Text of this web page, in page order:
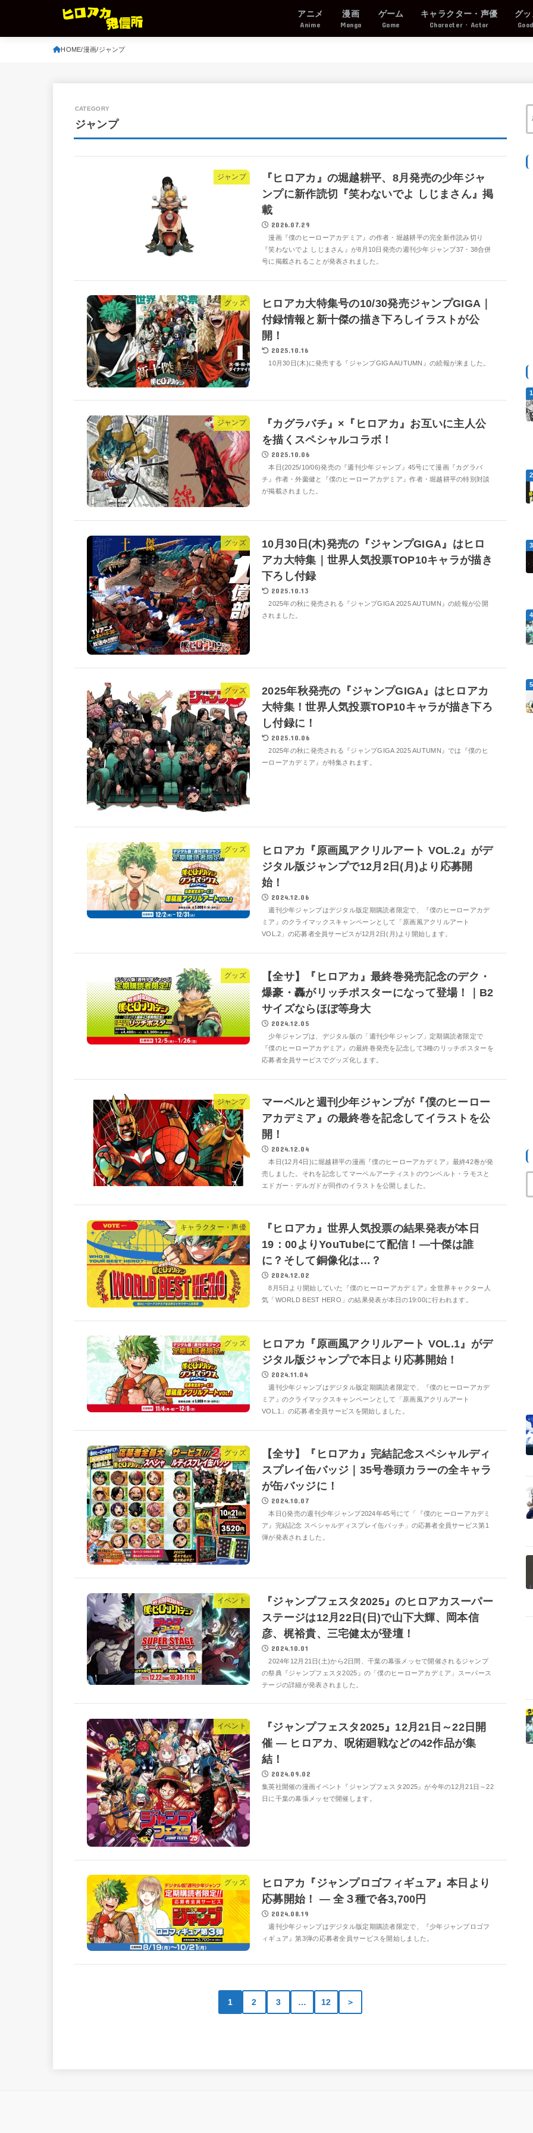
アニメ
Anime
漫画
Manga
ゲーム
Game
キャラクター・声優
Character・Actor
グ
HOME 漫画 ジャンプ
ジャンプ
ジャンプ
『ヒロアカ』の堀越耕平、8月発売の少年ジャ
ンプに新作読切『笑わないでよ しじまさん』掲
載
2026.07.29
漫画『僕のヒーローアカデミア』の作者・堀越耕平の完全新作読み切り
『笑わないでよ しじまさん』が8月10日発売の週刊少年ジャンプ37・38合併
号に掲載されることが発表されました。
グッズ
ヒロアカ大特集号の10/30発売ジャンプGIGA｜
付録情報と新十傑の描き下ろしイラストが公
開！
2025.10.16
10月30日(木)に発売する『ジャンプGIGA AUTUMN』の続報が来ました。
ジャンプ
『カグラバチ』×『ヒロアカ』お互いに主人公
を描くスペシャルコラボ！
2025.10.06
本日(2025/10/06)発売の『週刊少年ジャンプ』45号にて漫画『カグラバ
チ』作者・外薗健と『僕のヒーローアカデミア』作者・堀越耕平の特別対談
が掲載されました。
グッズ
10月30日(木)発売の『ジャンプGIGA』はヒロ
アカ大特集｜世界人気投票TOP10キャラが描き
下ろし付録
2025.10.13
2025年の秋に発売される『ジャンプGIGA 2025 AUTUMN』の続報が公開
されました。
グッズ
2025年秋発売の『ジャンプGIGA』はヒロアカ
大特集！世界人気投票TOP10キャラが描き下ろ
し付録に！
2025.10.06
2025年の秋に発売される『ジャンプGIGA 2025 AUTUMN』では『僕のヒ
ーローアカデミア』が特集されます。
グッズ
ヒロアカ『原画風アクリルアート VOL.2』がデ
ジタル版ジャンプで12月2日(月)より応募開
始！
2024.12.06
週刊少年ジャンプはデジタル版定期購読者限定で、『僕のヒーローアカデ
ミア』のクライマックスキャンペーンとして「原画風アクリルアート
VOL.2」の応募者全員サービスが12月2日(月)より開始します。
グッズ
【全サ】『ヒロアカ』最終巻発売記念のデク・
爆豪・轟がリッチポスターになって登場！｜B2
サイズならほぼ等身大
2024.12.05
少年ジャンプは、デジタル版の「週刊少年ジャンプ」定期購読者限定で
『僕のヒーローアカデミア』の最終巻発売を記念して3種のリッチポスターを
応募者全員サービスでグッズ化します。
ジャンプ
マーベルと週刊少年ジャンプが『僕のヒーロー
アカデミア』の最終巻を記念してイラストを公
開！
2024.12.04
本日(12月4日)に堀越耕平の漫画『僕のヒーローアカデミア』最終42巻が発
売しました。それを記念してマーベルアーティストのウンベルト・ラモスと
エドガー・デルガドが同作のイラストを公開しました。
キャラクター・声優
『ヒロアカ』世界人気投票の結果発表が本日
19：00よりYouTubeにて配信！―十傑は誰
に？そして銅像化は…？
2024.12.02
8月5日より開始していた『僕のヒーローアカデミア』全世界キャクター人
気「WORLD BEST HERO」の結果発表が本日の19:00に行われます。
グッズ
ヒロアカ『原画風アクリルアート VOL.1』がデ
ジタル版ジャンプで本日より応募開始！
2024.11.04
週刊少年ジャンプはデジタル版定期購読者限定で、『僕のヒーローアカデ
ミア』のクライマックスキャンペーンとして「原画風アクリルアート
VOL.1」の応募者全員サービスを開始しました。
グッズ
【全サ】『ヒロアカ』完結記念スペシャルディ
スプレイ缶バッジ｜35号巻頭カラーの全キャラ
が缶バッジに！
2024.10.07
本日()発売の週刊少年ジャンプ2024年45号にて「『僕のヒーローアカデミ
ア』完結記念 スペシャルディスプレイ缶バッチ」の応募者全員サービス第1
弾が発表されました。
イベント
『ジャンプフェスタ2025』のヒロアカスーパー
ステージは12月22日(日)で山下大輝、岡本信
彦、梶裕貴、三宅健太が登壇！
2024.10.01
2024年12月21日(土)から2日間、千葉の幕張メッセで開催されるジャンプ
の祭典『ジャンプフェスタ2025』の「僕のヒーローアカデミア」スーパース
テージの詳細が発表されました。
イベント
『ジャンプフェスタ2025』12月21日～22日開
催 ― ヒロアカ、呪術廻戦などの42作品が集
結！
2024.09.02
集英社開催の漫画イベント『ジャンプフェスタ2025』が今年の12月21日～22
日に千葉の幕張メッセで開催します。
グッズ
ヒロアカ『ジャンプロゴフィギュア』本日より
応募開始！ ― 全３種で各3,700円
2024.08.19
週刊少年ジャンプはデジタル版定期購読者限定で、『少年ジャンプロゴフ
ィギュア』第3弾の応募者全員サービスを開始しました。
1 2 3 … 12 ＞